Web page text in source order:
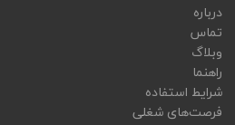
درباره
تماس
وبلاگ
راهنما
شرایط استفاده
فرصت‌های شغلی